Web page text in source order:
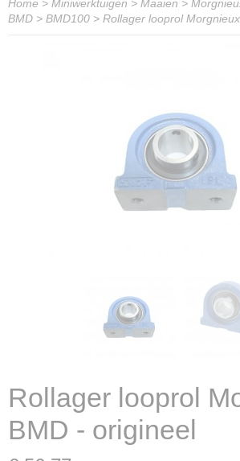
Home > Miniwerktuigen > Maaien >
BMD > BMD100 > Rollager looprol
Rollager looprol
BMD - origineel